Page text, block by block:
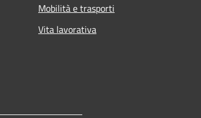
Mobilità e trasporti
Vita lavorativa